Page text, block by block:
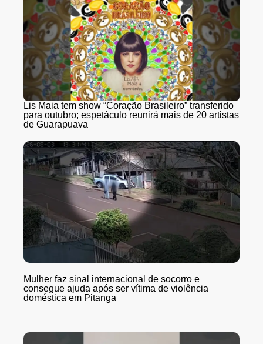
Lis Maia tem show “Coração Brasileiro” transferido
para outubro; espetáculo reunirá mais de 20 artistas
de Guarapuava
Mulher faz sinal internacional de socorro e
consegue ajuda após ser vítima de violência
doméstica em Pitanga